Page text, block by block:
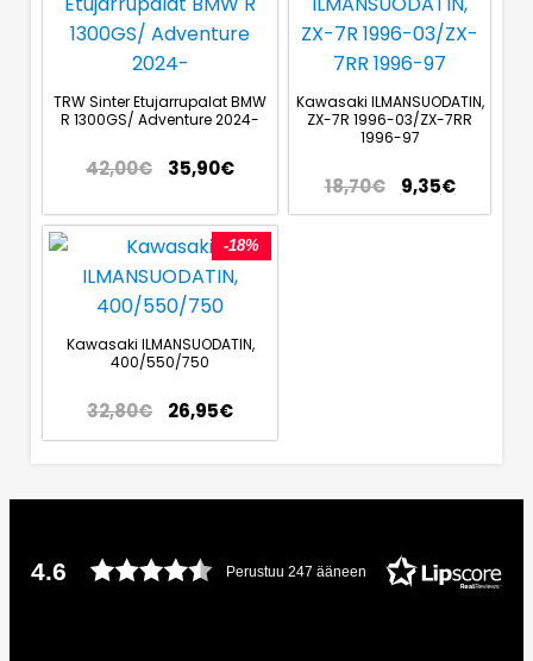
TRW Sinter Etujarrupalat BMW
R 1300GS/ Adventure 2024-
42,00€ 35,90€
Kawasaki ILMANSUODATIN,
ZX-7R 1996-03/ZX-7RR
1996-97
18,70€ 9,35€
-18%
Kawasaki ILMANSUODATIN,
400/550/750
32,80€ 26,95€
4.6 Perustuu 247 ääneen